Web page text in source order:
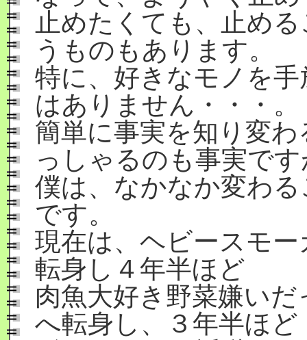
止めたくても、止め
うものもあります。
特に、好きなモノを
はありません・・・。
簡単に事実を知り変
っしゃるのも事実で
僕は、なかなか変わ
です。
現在は、ヘビースモ
転身し４年半ほど
肉魚大好き野菜嫌い
へ転身し、３年半ほど